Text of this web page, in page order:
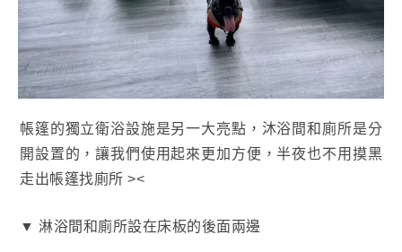
帳篷的獨立衛浴設施是另一大亮點，沐浴間和廁所是分
開設置的，讓我們使用起來更加方便，半夜也不用摸黑
走出帳篷找廁所 ><
▼ 淋浴間和廁所設在床板的後面兩邊